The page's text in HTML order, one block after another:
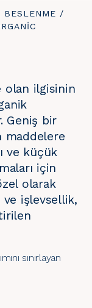
BESLENME /
olan ilgisinin
Geniş bir
maddelere
ve küçük
için
olarak
işlevsellik,
sınırlayan